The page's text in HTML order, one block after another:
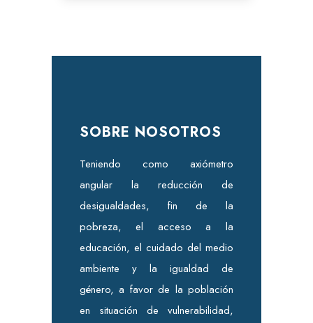
SOBRE NOSOTROS
Teniendo como axiómetro
angular la reducción de
desigualdades, fin de la
pobreza, el acceso a la
educación, el cuidado del medio
ambiente y la igualdad de
género, a favor de la población
en situación de vulnerabilidad,